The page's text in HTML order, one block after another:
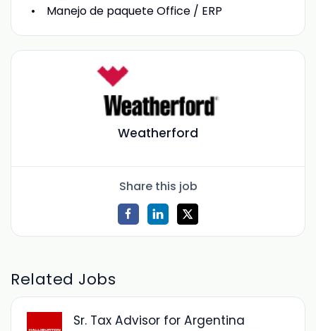
Manejo de paquete Office / ERP
Weatherford
Share this job
Related Jobs
Sr. Tax Advisor for Argentina